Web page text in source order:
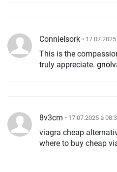
ConnieIsork •
This is the
truly appreciate.
8v3cm • 17.07.2025 в
viagra cheap
where to buy cheap